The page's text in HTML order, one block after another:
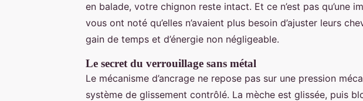
en balade, votre chignon reste intact. Et ce n’est pas qu’une
vous ont noté qu’elles n’avaient plus besoin d’ajuster leurs
gain de temps et d’énergie non négligeable.
Le secret du verrouillage sans métal
Le mécanisme d’ancrage ne repose pas sur une pression
système de glissement contrôlé. La mèche est glissée, puis